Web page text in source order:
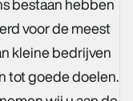
bestaan hebben
voor de meest
kleine bedrijven
tot goede doelen.